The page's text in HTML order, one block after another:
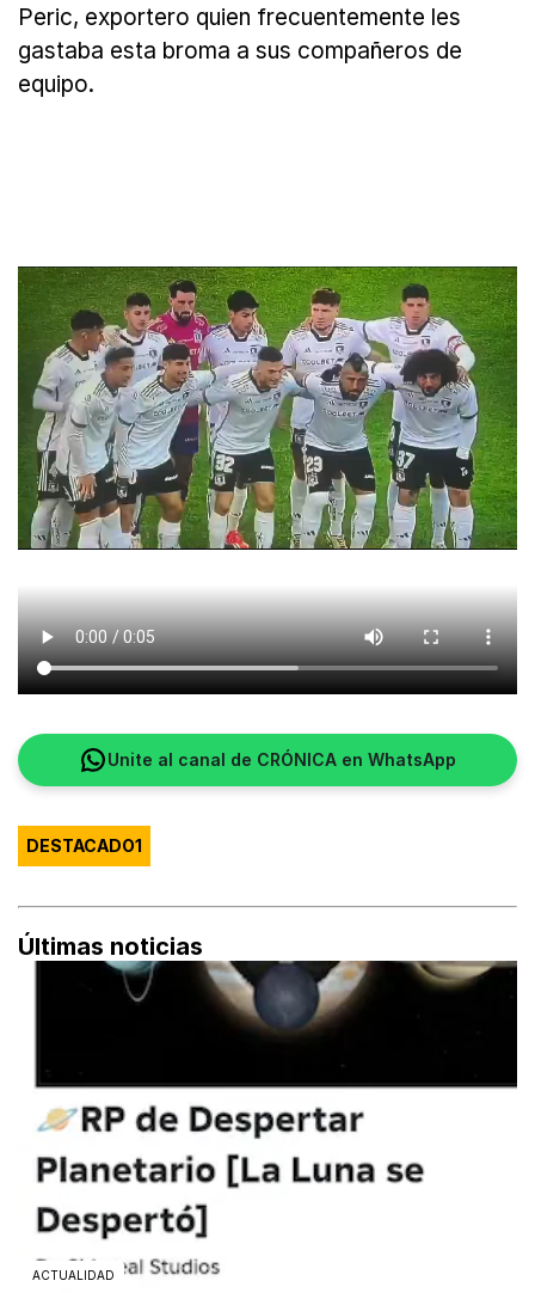
Peric, exportero quien frecuentemente les
gastaba esta broma a sus compañeros de
equipo.
Unite al canal de CRÓNICA en WhatsApp
DESTACADO1
Últimas noticias
ACTUALIDAD